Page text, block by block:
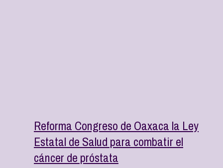
Reforma Congreso de Oaxaca la Ley
Estatal de Salud para combatir el
cáncer de próstata